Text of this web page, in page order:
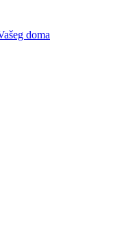
doma